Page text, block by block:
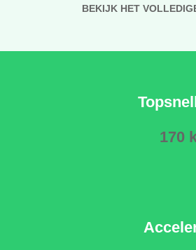
BEKIJK HET
170